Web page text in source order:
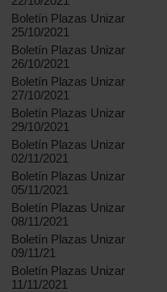
Boletín Plazas Unizar
25/10/2021
Boletín Plazas Unizar
26/10/2021
Boletín Plazas Unizar
27/10/2021
Boletín Plazas Unizar
29/10/2021
Boletín Plazas Unizar
02/11/2021
Boletín Plazas Unizar
05/11/2021
Boletín Plazas Unizar
08/11/2021
Boletín Plazas Unizar
09/11/21
Boletín Plazas Unizar
11/11/2021